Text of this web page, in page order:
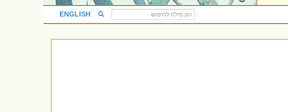
ENGLISH